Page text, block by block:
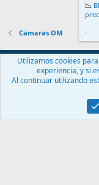
Cámaras OM
Español (ES)
Contáctanos
Community platform by
📉
.
Utilizamos cookies
experiencia, y si
Al continuar utilizando